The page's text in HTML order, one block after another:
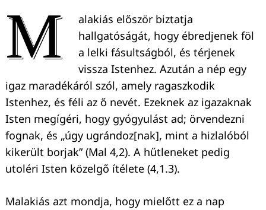
M
alakiás először biztatja
hallgatóságát, hogy ébredjenek föl
a lelki fásultságból, és térjenek
vissza Istenhez. Azután a nép egy
igaz maradékáról szól, amely ragaszkodik
Istenhez, és féli az ő nevét. Ezeknek az igazaknak
Isten megígéri, hogy gyógyulást ad; örvendezni
fognak, és „úgy ugrándoz[nak], mint a hizlalóból
kikerült borjak” (Mal 4,2). A hűtleneket pedig
utoléri Isten közelgő ítélete (4,1.3).
Malakiás azt mondja, hogy mielőtt ez a nap